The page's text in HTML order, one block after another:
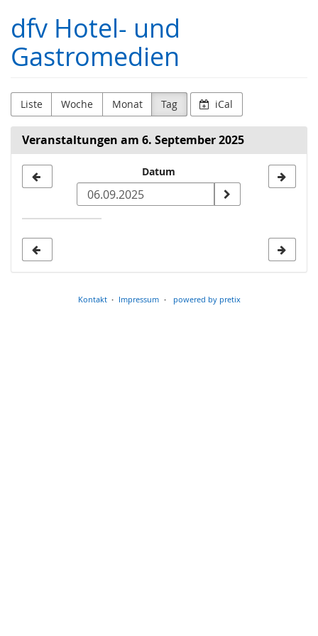
Haupt-
Inhalt
springen
dfv Hotel- und
Gastromedien
Liste Woche Monat Tag iCal
Veranstaltungen am 6. September 2025
zur
Anzeige
Datum
Kontakt Impressum powered by pretix